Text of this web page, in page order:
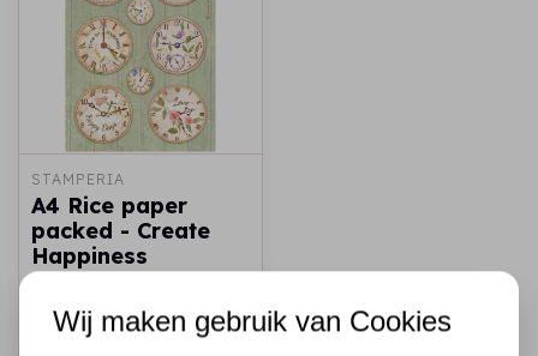
STAMPERIA
A4 Rice paper
packed - Create
Happiness
Welcome Home
clocks
Wij maken gebruik van Cookies